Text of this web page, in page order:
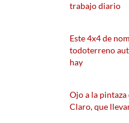
trabajo diario
Este 4x4 de
todoterreno
hay
Ojo a la
Claro, que